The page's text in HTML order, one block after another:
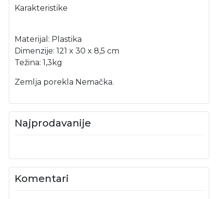
Karakteristike
Materijal: Plastika
Dimenzije: 121 x 30 x 8,5 cm
Težina: 1,3kg
Zemlja porekla Nemačka.
Najprodavanije
Komentari